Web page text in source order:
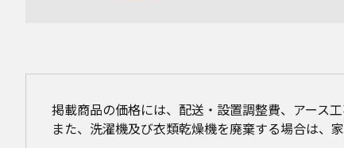
掲載商品の価格には、配送・設置調整費、アース
また、洗濯機及び衣類乾燥機を廃棄する場合は、